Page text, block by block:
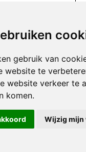
gebruik van
website te
website verkeer te
komen.
Wijzig mijn
Mijn Account
Inloggen